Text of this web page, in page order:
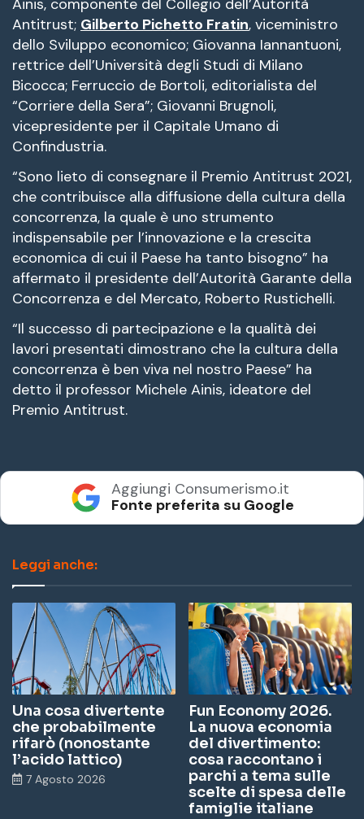
Antitrust; Gilberto Pichetto Fratin, viceministro
dello Sviluppo economico; Giovanna Iannantuoni,
rettrice dell’Università degli Studi di Milano
Bicocca; Ferruccio de Bortoli, editorialista del
“Corriere della Sera”; Giovanni Brugnoli,
vicepresidente per il Capitale Umano di
Confindustria.
“Sono lieto di consegnare il Premio Antitrust 2021,
che contribuisce alla diffusione della cultura della
concorrenza, la quale è uno strumento
indispensabile per l’innovazione e la crescita
economica di cui il Paese ha tanto bisogno” ha
affermato il presidente dell’Autorità Garante della
Concorrenza e del Mercato, Roberto Rustichelli.
“Il successo di partecipazione e la qualità dei
lavori presentati dimostrano che la cultura della
concorrenza è ben viva nel nostro Paese” ha
detto il professor Michele Ainis, ideatore del
Premio Antitrust.
Aggiungi Consumerismo.it
Fonte preferita su Google
Leggi anche:
Una cosa divertente
che probabilmente
rifarò (nonostante
l’acido lattico)
7 Agosto 2026
Fun Economy 2026.
La nuova economia
del divertimento:
cosa raccontano i
parchi a tema sulle
scelte di spesa delle
famiglie italiane